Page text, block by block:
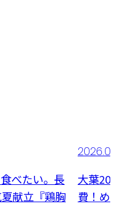
べたい。長
献立『鶏胸
大葉20
費！め